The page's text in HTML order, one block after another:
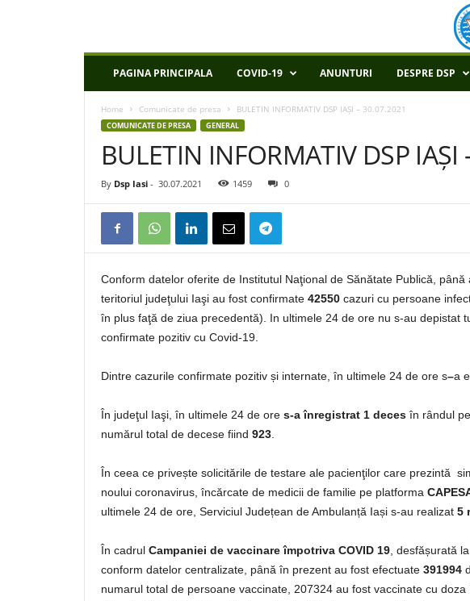
P
PAGINA PRINCIPALA COVID-19 ANUNTURI DESPRE DSP
Home Comunicate de presa BULETIN INFORMATIV DSP IAȘI – 30.07.2021
COMUNICATE DE PRESA GENERAL
BULETIN INFORMATIV DSP IAȘI
By Dsp Iasi - 30.07.2021 1459 0
Conform datelor oferite de Institutul Naţional de Sănătate Publică, până
teritoriul judeţului Iaşi au fost confirmate 42550 cazuri cu persoane
în plus faţă de ziua precedentă). In ultimele 24 de ore nu s-au depistat
confirmate pozitiv cu Covid-19.
Dintre cazurile confirmate pozitiv și internate, în ultimele 24 de ore s–a
În judeţul Iaşi, în ultimele 24 de ore s-a înregistrat 1 deces în rândul
numărul total de decese fiind 923
În ceea ce privește solicitările de testare ale pacienţilor care prezintă
noului coronavirus, încărcate de medicii de familie pe platforma
ultimele 24 de ore, Serviciul Județean de Ambulanță Iași s-au realizat 5
În cadrul Campaniei de vaccinare împotriva COVID 19 , desfășurată
conform datelor centralizate, până în prezent au fost efectuate 391994
numarul total de persoane vaccinate, 207324 au fost vaccinate cu